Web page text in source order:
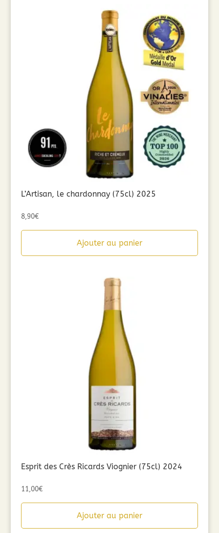
L’Artisan, le chardonnay (75cl) 2025
8,90€
Ajouter au panier
Esprit des Crès Ricards Viognier (75cl) 2024
11,00€
Ajouter au panier